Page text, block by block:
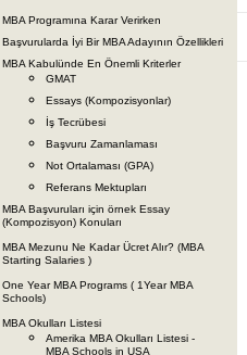
MBA Programına Karar Verirken
Başvurularda İyi Bir MBA Adayının Özellikleri
MBA Kabulünde En Önemli Kriterler
GMAT
Essays (Kompozisyonlar)
İş Tecrübesi
Başvuru Zamanlaması
Not Ortalaması (GPA)
Referans Mektupları
MBA Başvuruları için örnek Essay
(Kompozisyon) Konuları
MBA Mezunu Ne Kadar Ücret Alır? (MBA
Starting Salaries )
One Year MBA Programs ( 1Year MBA
Schools)
MBA Okulları Listesi
Amerika MBA Okulları Listesi -